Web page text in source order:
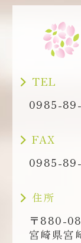
TEL
0985-
FAX
0985-
住所
〒880-
宮崎県宮